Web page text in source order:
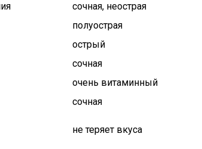
сочная, неострая
полуострая
острый
сочная
очень витаминный
сочная
не теряет вкуса